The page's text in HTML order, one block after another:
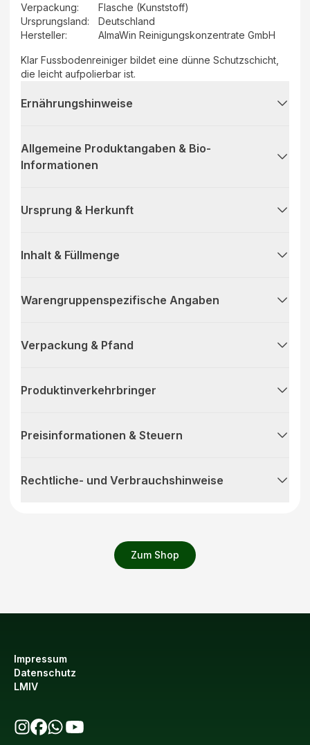
Zum Shop
Verpackung:
Flasche (Kunststoff)
Ursprungsland:
Deutschland
Hersteller: AlmaWin Reinigungskonzentrate GmbH
Klar Fussbodenreiniger bildet eine dünne Schutzschicht,
die leicht aufpolierbar ist.
Ernährungshinweise
Allgemeine Produktangaben & Bio-
Informationen
Ursprung & Herkunft
Inhalt & Füllmenge
Warengruppenspezifische Angaben
Verpackung & Pfand
Produktinverkehrbringer
Preisinformationen & Steuern
Rechtliche- und Verbrauchshinweise
Impressum
Datenschutz
LMIV